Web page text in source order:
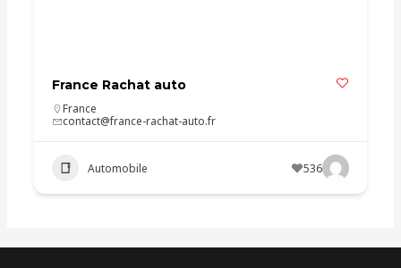
France Rachat auto
France
contact@france-rachat-auto.fr
Automobile 536